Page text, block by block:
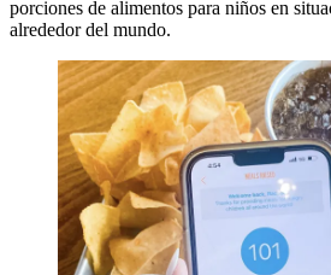
porciones de alimentos para niños en
alrededor del mundo.